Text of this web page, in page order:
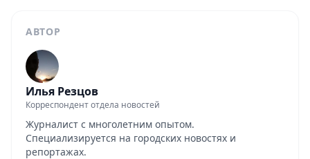
АВТОР
Илья Резцов
Корреспондент отдела новостей
Журналист с многолетним опытом.
Специализируется на городских новостях и
репортажах.